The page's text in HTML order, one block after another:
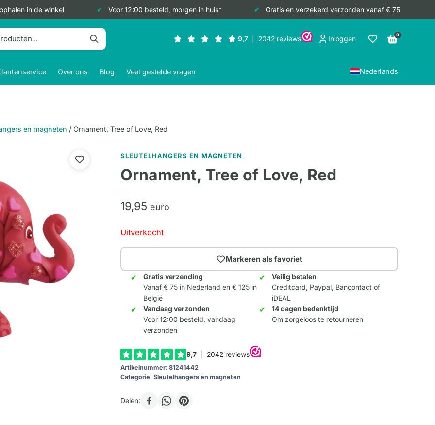
in de winkel Voor 12:00 besteld, morgen in huis* Gratis en verzekerd verzonden vanaf € 75
Inloggen 0
Over ons Blog Veel gestelde vragen Nederlands
en magneten / Ornament, Tree of Love, Red
SLEUTELHANGERS EN MAGNETEN
Ornament, Tree of Love, Red
19,95 euro
Uitverkocht
Markeren als favoriet
Gratis verzending
Vanaf € 75 in Nederland en € 125 in
België
Veilig betalen
Creditcard, Paypal, Bancontact of
iDEAL
Vandaag verzonden
Voor 12:00 besteld, vandaag
verzonden
14 dagen bedenktijd
Om zorgeloos te retourneren
Artikelnummer: 81241442
Categorie: Sleutelhangers en magneten
Delen: